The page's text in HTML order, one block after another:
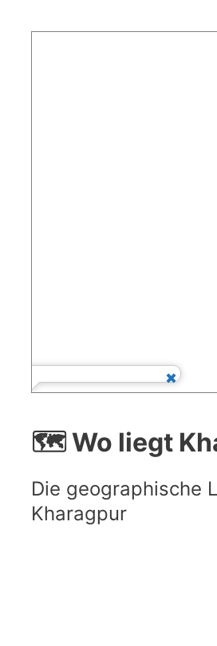
🗺️ Wo liegt
Die geographische
Kharagpur